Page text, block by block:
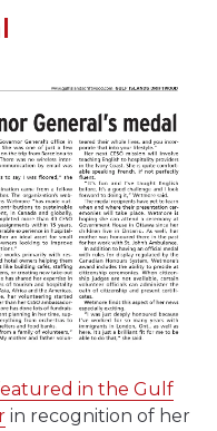
in the Gulf
in recognition of her